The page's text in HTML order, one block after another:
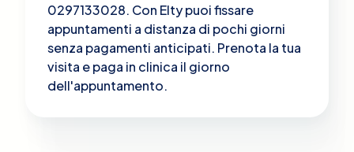
0297133028. Con Elty puoi fissare
appuntamenti a distanza di pochi giorni
senza pagamenti anticipati. Prenota la tua
visita e paga in clinica il giorno
dell'appuntamento.